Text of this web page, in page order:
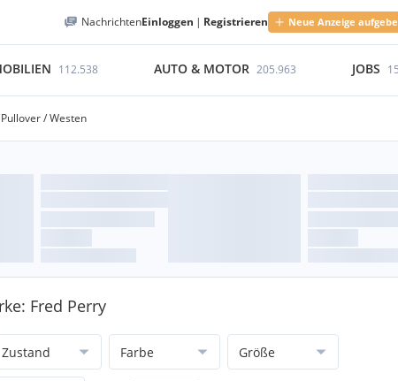
NachrichtenEinloggen | Registrieren Neue Anzeige
112.538 AUTO & MOTOR 205.963 JOBS
/ Westen
Fred Perry
Zustand Farbe Größe